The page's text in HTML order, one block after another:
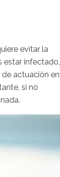
evitar la
estar infectado,
actuación en
si no